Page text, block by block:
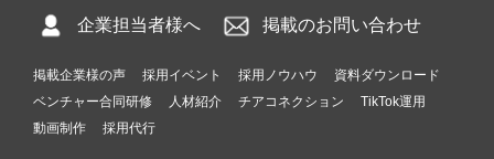
企業担当者様へ 掲載のお問い合わせ
掲載企業様の声 採用イベント 採用ノウハウ
資料ダウンロード
ベンチャー合同研修
人材紹介 チアコネクション
TikTok運用
動画制作
採用代行